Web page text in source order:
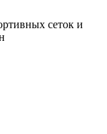
сеток и